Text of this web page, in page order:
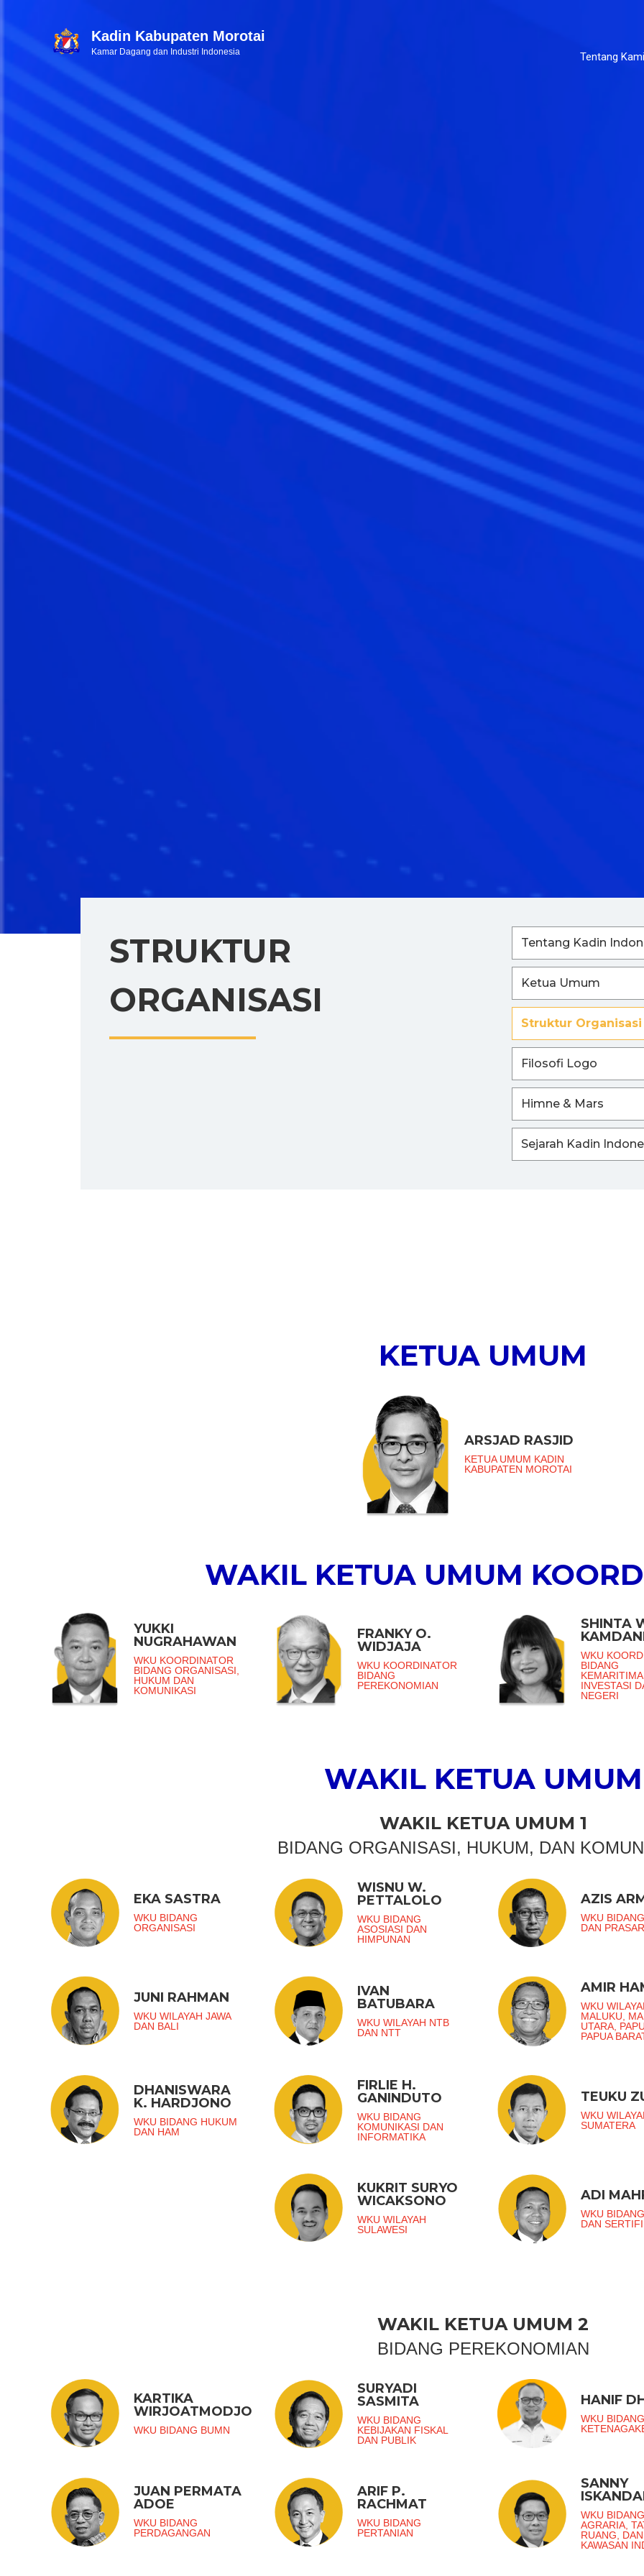
Kadin Kabupaten Morotai
Kamar Dagang dan Industri Indonesia Tentang Kami
STRUKTUR
ORGANISASI
Tentang Kadin
Ketua Umum
Struktur Organisasi
Filosofi Logo
Himne & Mars
Sejarah Kadin
KETUA UMUM
ARSJAD RASJID
KETUA UMUM KADIN
KABUPATEN MOROTAI
WAKIL KETUA UMUM
YUKKI
NUGRAHAWAN
WKU KOORDINATOR
BIDANG ORGANISASI,
HUKUM DAN
KOMUNIKASI
FRANKY O.
WIDJAJA
WKU KOORDINATOR
BIDANG
PEREKONOMIAN
SHINTA
WKU
BIDANG
INVESTASI
NEGERI
WAKIL KETUA UMUM
WAKIL KETUA UMUM 1
BIDANG ORGANISASI, HUKUM, DAN
EKA SASTRA
WKU BIDANG
ORGANISASI
WISNU W.
PETTALOLO
WKU BIDANG
ASOSIASI DAN
HIMPUNAN
AZIS
WKU
DAN
JUNI RAHMAN
WKU WILAYAH JAWA
DAN BALI
IVAN
BATUBARA
WKU WILAYAH NTB
DAN NTT
AMIR
WKU
MALUKU,
UTARA,
PAPUA
DHANISWARA
K. HARDJONO
WKU BIDANG HUKUM
DAN HAM
FIRLIE H.
GANINDUTO
WKU BIDANG
KOMUNIKASI DAN
INFORMATIKA
TEUKU
WKU
SUMATERA
KUKRIT SURYO
WICAKSONO
WKU WILAYAH
SULAWESI
ADI
WKU
DAN
WAKIL KETUA UMUM 2
BIDANG PEREKONOMIAN
KARTIKA
WIRJOATMODJO
WKU BIDANG BUMN
SURYADI
SASMITA
WKU BIDANG
KEBIJAKAN FISKAL
DAN PUBLIK
HANIF
WKU
JUAN PERMATA
ADOE
WKU BIDANG
PERDAGANGAN
ARIF P.
RACHMAT
WKU BIDANG
PERTANIAN
SANNY
WKU
AGRARIA,
RUANG, DAN
KAWASAN